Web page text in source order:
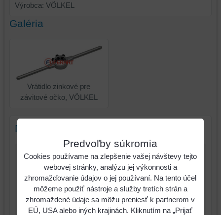
Výrobca: VÖLKEL
Galéria
Vrátidlo zinkové pre
závitové očko, VÖLKEL
Nový komentár
Názov:
Meno:*
Komentár:*
Predvoľby súkromia
Cookies používame na zlepšenie vašej návštevy tejto
webovej stránky, analýzu jej výkonnosti a
zhromažďovanie údajov o jej používaní. Na tento účel
môžeme použiť nástroje a služby tretích strán a
zhromaždené údaje sa môžu preniesť k partnerom v
EÚ, USA alebo iných krajinách. Kliknutím na „Prijať